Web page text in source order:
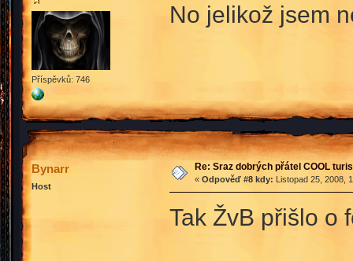
Příspěvků: 746
No jelikož jsem
Bynarr
Host
Re: Sraz dobrých přátel COOL
« Odpověď #8 kdy: Listopad 25, 2008,
Tak ŽvB přišlo o